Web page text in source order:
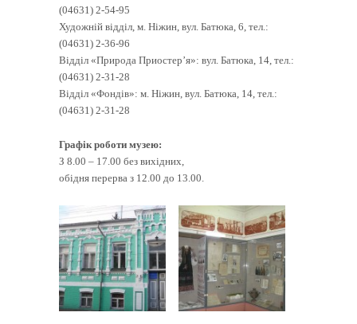
(04631) 2-54-95
Художній відділ, м. Ніжин, вул. Батюка, 6, тел.:
(04631) 2-36-96
Відділ «Природа Приостер’я»: вул. Батюка, 14, тел.:
(04631) 2-31-28
Відділ «Фондів»: м. Ніжин, вул. Батюка, 14, тел.:
(04631) 2-31-28
Графік роботи музею:
З 8.00 – 17.00 без вихідних,
обідня перерва з 12.00 до 13.00.